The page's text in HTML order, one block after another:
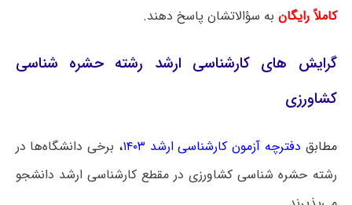
کاملاً رایگان به سؤالاتشان پاسخ دهند.
گرایش‌ های کارشناسی ارشد رشته حشره شناسی
کشاورزی
مطابق دفترچه آزمون کارشناسی ارشد ۱۴۰۳ ، برخی دانشگاه‌ها در
رشته حشره شناسی کشاورزی در مقطع کارشناسی ارشد دانشجو